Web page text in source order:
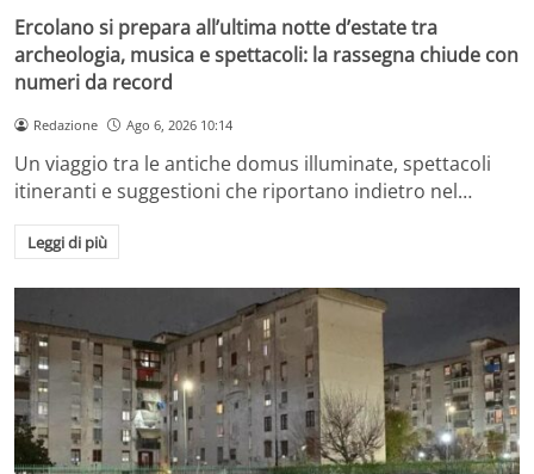
Ercolano si prepara all’ultima notte d’estate tra
archeologia, musica e spettacoli: la rassegna chiude con
numeri da record
Redazione Ago 6, 2026 10:14
Un viaggio tra le antiche domus illuminate, spettacoli
itineranti e suggestioni che riportano indietro nel…
Leggi di più